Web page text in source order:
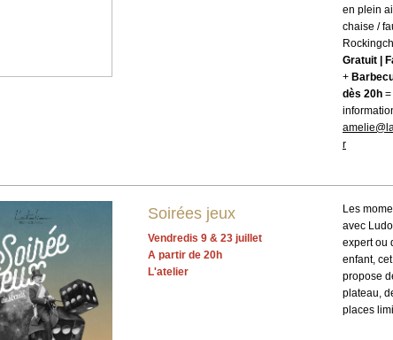
en plein
chaise /
Gratuit |
+
dès 20h
r
Soirées jeux
Vendredis 9 & 23 juillet
A partir de 20h
L'atelier
Les
avec
expert ou
enfant,
propose
plateau,
places